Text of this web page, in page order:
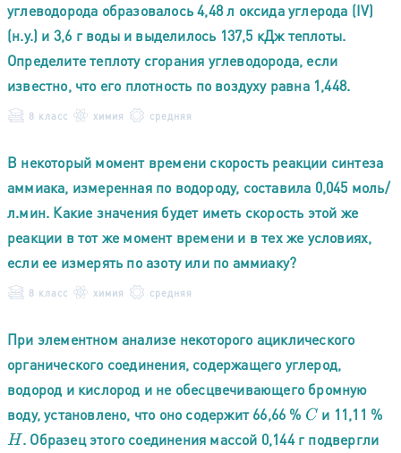
углеводорода образовалось 4,48 л оксида углерода (IV)
(н.у.) и 3,6 г воды и выделилось 137,5 кДж теплоты.
Определите теплоту сгорания углеводорода, если
известно, что его плотность по воздуху равна 1,448.
8 класс химия средняя
В некоторый момент времени скорость реакции синтеза
аммиака, измеренная по водороду, составила 0,045 моль/
л.мин. Какие значения будет иметь скорость этой же
реакции в тот же момент времени и в тех же условиях,
если ее измерять по азоту или по аммиаку?
8 класс химия средняя
При элементном анализе некоторого ациклического
органического соединения, содержащего углерод,
водород и кислород и не обесцвечивающего бромную
воду, установлено, что оно содержит 66,66 % C и 11,11 %
H . Образец этого соединения массой 0,144 г подвергли